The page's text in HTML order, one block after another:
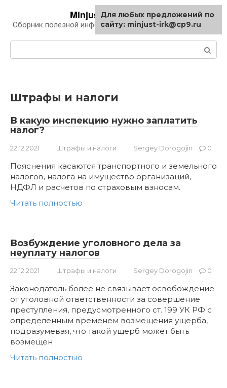
контенту
Minjust-irk.ru
Сборник полезной информации про автомобили
Штрафы и налоги
В какую инспекцию нужно заплатить
налог?
22.12.2021 Штрафы и налоги Sergey Dorogojin 0
Пояснения касаются транспортного и земельного
налогов, налога на имущество организаций,
НДФЛ и расчетов по страховым взносам.
Читать полностью
Возбуждение уголовного дела за
неуплату налогов
22.12.2021 Штрафы и налоги Sergey Dorogojin 0
Законодатель более не связывает освобождение
от уголовной ответственности за совершение
преступления, предусмотренного ст. 199 УК РФ с
определенным временем возмещения ущерба,
подразумевая, что такой ущерб может быть
возмещен
Читать полностью
Для любых предложений по
сайту: minjust-irk@cp9.ru